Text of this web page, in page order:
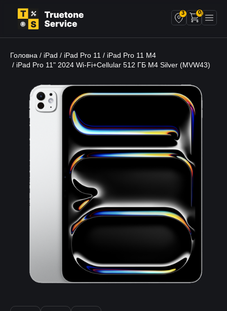
3 0
Головна / iPad / iPad Pro 11 / iPad Pro 11 M4
/ iPad Pro 11" 2024 Wi-Fi+Cellular 512 ГБ M4 Silver (MVW43)